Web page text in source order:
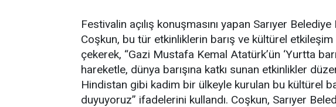
Festivalin açılış konuşmasını yapan Sarıyer
Coşkun, bu tür etkinliklerin barış ve kültürel etkileşim
çekerek, “Gazi Mustafa Kemal Atatürk’ün ‘Yurtta
hareketle, dünya barışına katkı sunan etkinlikler
Hindistan gibi kadim bir ülkeyle kurulan bu kültürel
duyuyoruz” ifadelerini kullandı. Coşkun, Sarıyer